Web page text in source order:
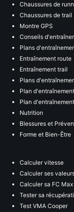
Chaussures de
Chaussures de trail
Montre GPS
Conseils
Plans
Entraînement route
Entraînement trail
Plans
Plan
Plan
Nutrition
Blessures et
Forme et Bien-Être
Calculer vitesse
Calculer ses
Calculer sa FC Max
Tester sa
Test VMA Cooper